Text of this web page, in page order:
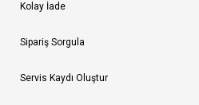
Kolay İade
Sipariş Sorgula
Servis Kaydı Oluştur